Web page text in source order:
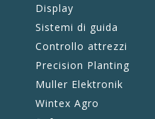
Display
Sistemi di guida
Controllo attrezzi
Precision Planting
Muller Elektronik
Wintex Agro